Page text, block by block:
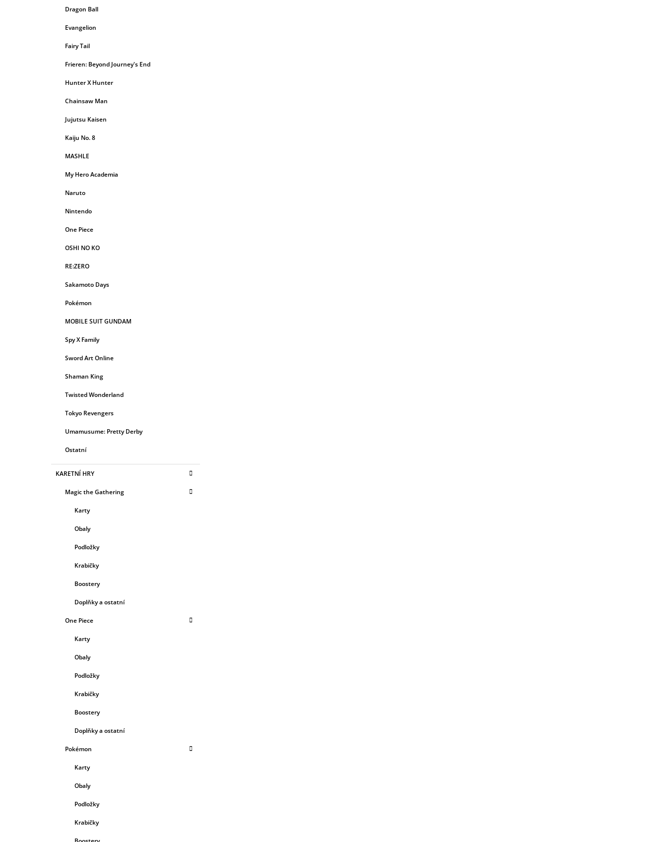
Dragon Ball
Evangelion
Fairy Tail
Frieren: Beyond Journey's End
Hunter X Hunter
Chainsaw Man
Jujutsu Kaisen
Kaiju No. 8
MASHLE
My Hero Academia
Naruto
Nintendo
One Piece
OSHI NO KO
RE:ZERO
Sakamoto Days
Pokémon
MOBILE SUIT GUNDAM
Spy X Family
Sword Art Online
Shaman King
Twisted Wonderland
Tokyo Revengers
Umamusume: Pretty Derby
Ostatní
KARETNÍ HRY
Magic the Gathering
Karty
Obaly
Podložky
Krabičky
Boostery
Doplňky a ostatní
One Piece
Karty
Obaly
Podložky
Krabičky
Boostery
Doplňky a ostatní
Pokémon
Karty
Obaly
Podložky
Krabičky